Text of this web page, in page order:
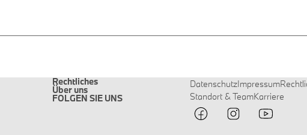
Rechtliches
Über uns
FOLGEN SIE UNS
DatenschutzImpressum
Standort & TeamKarriere